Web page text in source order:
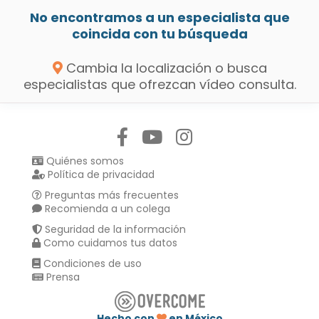
No encontramos a un especialista que
coincida con tu búsqueda
Cambia la localización o busca
especialistas que ofrezcan vídeo consulta.
Quiénes somos
Política de privacidad
Preguntas más frecuentes
Recomienda a un colega
Seguridad de la información
Como cuidamos tus datos
Condiciones de uso
Prensa